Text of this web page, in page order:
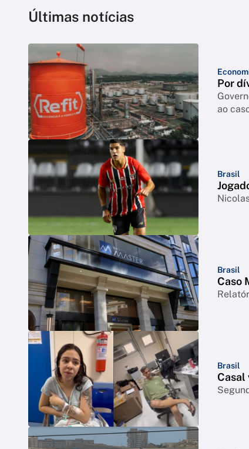
Últimas notícias
Por
ao
Brasil
Brasil
Caso
Brasil
Casal